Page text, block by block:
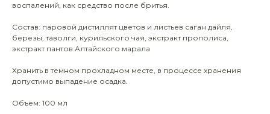
воспалений, как средство после бритья.
Состав: паровой дистиллят цветов и листьев саган дайля,
березы, таволги, курильского чая, экстракт прополиса,
экстракт пантов Алтайского марала
Хранить в темном прохладном месте, в процессе хранения
допустимо выпадение осадка.
Объем: 100 мл